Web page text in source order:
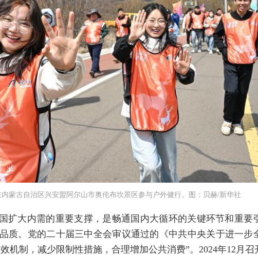
内蒙古自治区兴安盟阿尔山市奥伦布坎景区参与户外健行。图：贝赫/新华社
扩大内需的重要支撑，是畅通国内大循环的关键环节和重要
质。党的二十届三中全会审议通过的《中共中央关于进一步
机制，减少限制性措施，合理增加公共消费”。2024年12月